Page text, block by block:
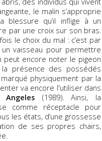
le malin s’approprie
blessure qu’il inflige à un
par une croix sur son bras.
le choix du mal : c’est par
un vaisseau pour permettre
peut encore noter le pigeon
présence des possédés
physiquement par la
va encore l'utiliser dans
Angeles (1989). Ainsi, la
comme réceptacle pour
les états, d’une grossesse
de ses propres chairs,